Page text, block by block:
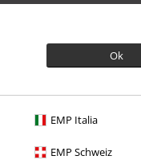
Ok
EMP Italia
EMP Schweiz